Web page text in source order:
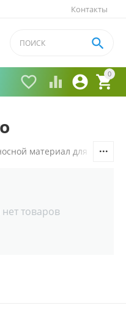
Контакты
0


 

материал для
товаров